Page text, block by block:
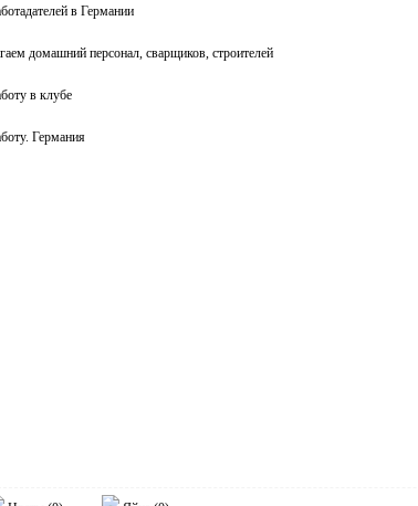
в Германии
домашний персонал, сварщиков, строителей
в клубе
Германия